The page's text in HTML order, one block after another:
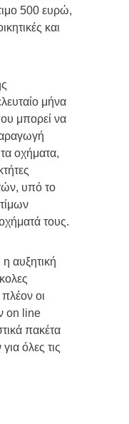
500 ευρώ,
και
μήνα
μπορεί να
οχήματα,
υπό το
τους.
αυξητική
οι
on line
πακέτα
όλες τις